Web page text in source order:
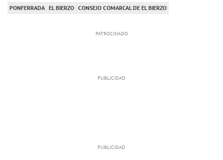
PONFERRADA EL BIERZO CONSEJO COMARCAL DE EL BIERZO